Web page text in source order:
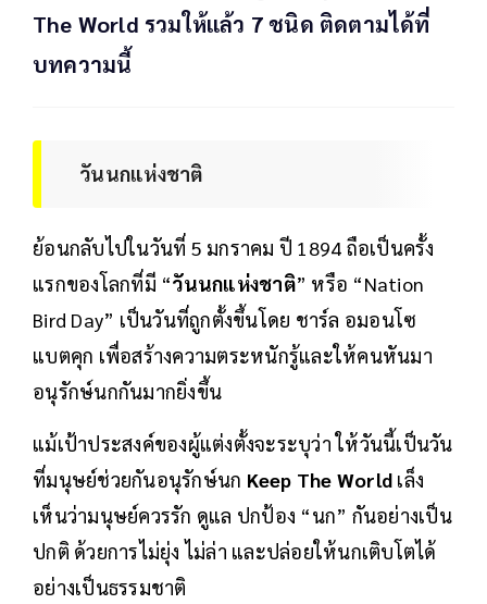
The World รวมให้แล้ว 7 ชนิด ติดตามได้ที่
บทความนี้
วันนกแห่งชาติ
ย้อนกลับไปในวันที่ 5 มกราคม ปี 1894 ถือเป็นครั้ง
แรกของโลกที่มี “วันนกแห่งชาติ” หรือ “Nation
Bird Day” เป็นวันที่ถูกตั้งขึ้นโดย ชาร์ล อมอนโซ
แบตคุก เพื่อสร้างความตระหนักรู้และให้คนหันมา
อนุรักษ์นกกันมากยิ่งขึ้น
แม้เป้าประสงค์ของผู้แต่งตั้งจะระบุว่า ให้วันนี้เป็นวัน
ที่มนุษย์ช่วยกันอนุรักษ์นก Keep The World เล็ง
เห็นว่ามนุษย์ควรรัก ดูแล ปกป้อง “นก” กันอย่างเป็น
ปกติ ด้วยการไม่ยุ่ง ไม่ล่า และปล่อยให้นกเติบโตได้
อย่างเป็นธรรมชาติ